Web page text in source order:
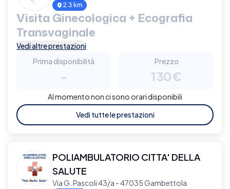
2.3 km
Visita Ginecologica + Ecografia
Transvaginale
Vedi altre prestazioni
Prima disponibilità
-
Prezzo
130€
Al momento non ci sono orari disponibili
Vedi tutte le prestazioni
POLIAMBULATORIO CITTA' DELLA
SALUTE
Via G. Pascoli 43/a - 47035 Gambettola